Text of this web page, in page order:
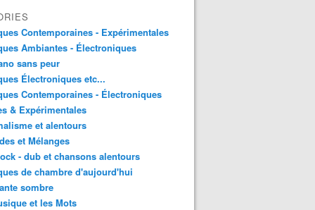
Contemporaines - Expérimentales
Ambiantes - Électroniques
sans peur
Électroniques etc...
Contemporaines - Électroniques
& Expérimentales
et alentours
et Mélanges
- dub et chansons alentours
de chambre d'aujourd'hui
sombre
et les Mots